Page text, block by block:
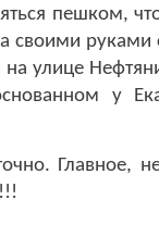
пешком,
своими руками
улице
у
Главное,